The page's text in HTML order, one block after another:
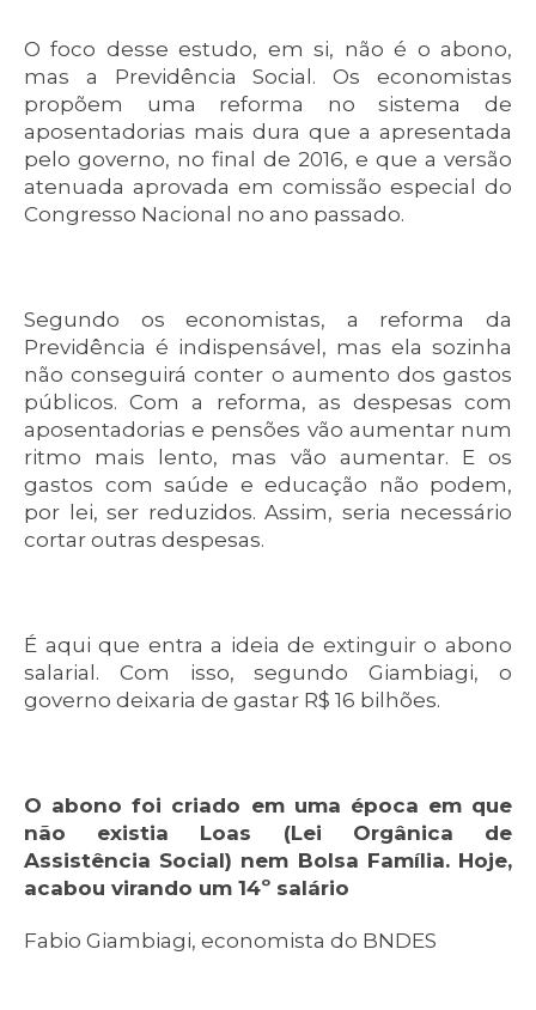
O foco desse estudo, em si, não é o abono,
mas a Previdência Social. Os economistas
propõem uma reforma no sistema de
aposentadorias mais dura que a apresentada
pelo governo, no final de 2016, e que a versão
atenuada aprovada em comissão especial do
Congresso Nacional no ano passado.
Segundo os economistas, a reforma da
Previdência é indispensável, mas ela sozinha
não conseguirá conter o aumento dos gastos
públicos. Com a reforma, as despesas com
aposentadorias e pensões vão aumentar num
ritmo mais lento, mas vão aumentar. E os
gastos com saúde e educação não podem,
por lei, ser reduzidos. Assim, seria necessário
cortar outras despesas.
É aqui que entra a ideia de extinguir o abono
salarial. Com isso, segundo Giambiagi, o
governo deixaria de gastar R$ 16 bilhões.
O abono foi criado em uma época em que
não existia Loas (Lei Orgânica de
Assistência Social) nem Bolsa Família. Hoje,
acabou virando um 14º salário
Fabio Giambiagi, economista do BNDES